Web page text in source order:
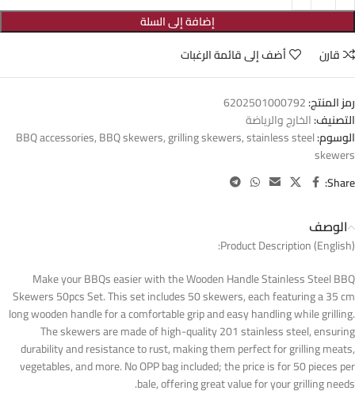
إضافة إلى السلة
قارن
أضف إلى قائمة الرغبات
رمز المنتج:6202501000792
التصنيف:الخارج والرياضة
الوسوم:
BBQ accessories,BBQ skewers,grilling skewers,stainless steel
skewers
Share:
الوصف
Product Description (English):
Make your BBQs easier with the Wooden Handle Stainless Steel BBQ
Skewers 50pcs Set. This set includes 50 skewers, each featuring a 35 cm
long wooden handle for a comfortable grip and easy handling while grilling.
The skewers are made of high-quality 201 stainless steel, ensuring
durability and resistance to rust, making them perfect for grilling meats,
vegetables, and more. No OPP bag included; the price is for 50 pieces per
bale, offering great value for your grilling needs.